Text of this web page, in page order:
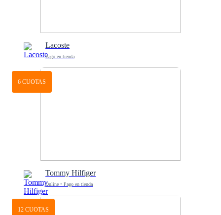
Lacoste
Pago en tienda
6 CUOTAS
Tommy Hilfiger
Online • Pago en tienda
12 CUOTAS